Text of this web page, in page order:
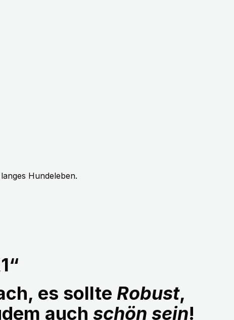
Hundeleben.
es sollte Robust,
auch schön sein!